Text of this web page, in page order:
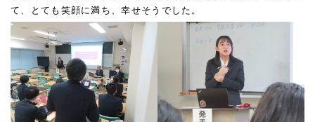
て、とても笑顔に満ち、幸せそうでした。